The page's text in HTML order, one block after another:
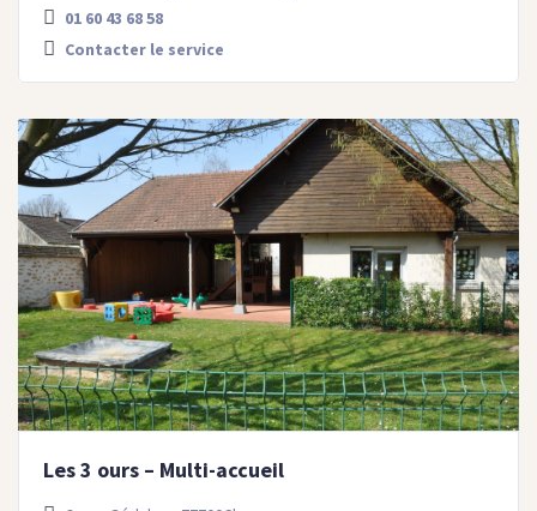
01 60 43 68 58
Contacter le service
Les 3 ours – Multi-accueil